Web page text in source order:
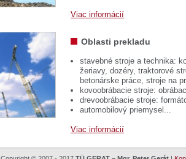
Viac informácií
Oblasti prekladu
stavebné stroje a technika:
žeriavy, dozéry, traktorové
betonárske práce, stroje na
kovoobrábacie stroje:
drevoobrábacie stroje:
automobilový priemysel...
Viac informácií